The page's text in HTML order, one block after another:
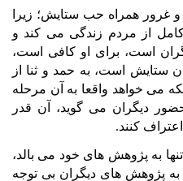
همراه حب ستایش؛ زیرا
از مردم زندگی می کند و
است، برای او کافی است،
است، به حمد و ثنا از
می خواهد واقعا به آن مرحله
دیگران می گوید، آن قدر
کنند.
به پژوهش های خود می بالد،
به پژوهش های دیگران بی توجه